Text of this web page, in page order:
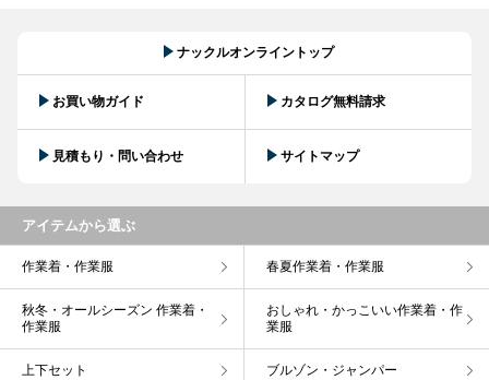
ナックルオンライントップ
お買い物ガイド カタログ無料請求
見積もり・問い合わせ サイトマップ
アイテムから選ぶ
作業着・作業服 春夏作業着・作業服
秋冬・オールシーズン 作業着・
作業服
おしゃれ・かっこいい作業着・作
業服
上下セット ブルゾン・ジャンパー